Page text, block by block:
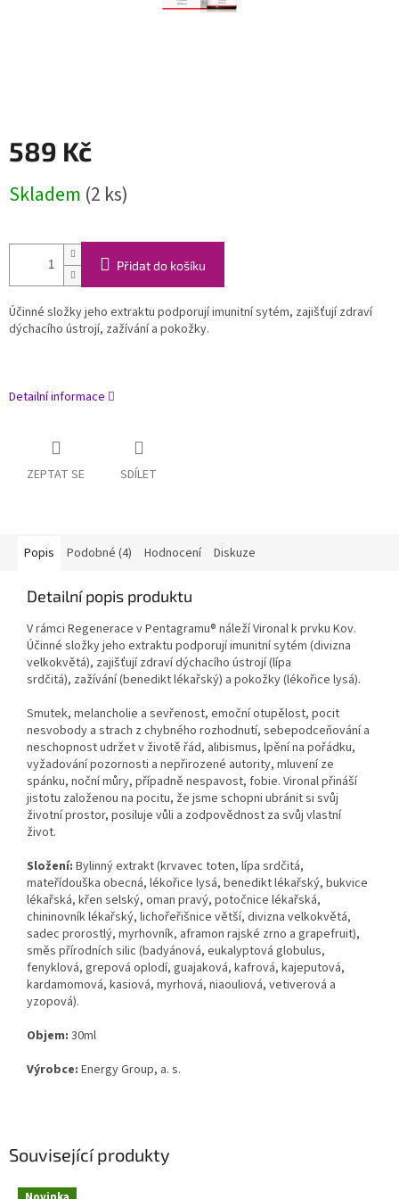
589 Kč
cena:
Skladem (2 ks)
Přidat do košíku
Účinné složky jeho extraktu podporujíimunitní sytém, zajišťují zdraví
dýchacího ústrojí, zažívánía pokožky.
Detailní informace
ZEPTAT SE SDÍLET
Související produkty
Popis Podobné (4) Hodnocení Diskuze
Detailní popis produktu
V rámci Regenerace v Pentagramu® náleží Vironal k prvku Kov.
Účinné složky jeho extraktu podporujíimunitní sytém (divizna
velkokvětá), zajišťují zdraví dýchacího ústrojí(lípa
srdčitá), zažívání(benedikt lékařský) a pokožky(lékořice lysá).
Smutek, melancholie a sevřenost, emoční otupělost, pocit
nesvobody a strach z chybného rozhodnutí, sebepodceňování a
neschopnost udržet v životě řád, alibismus, lpění na pořádku,
vyžadování pozornosti a nepřirozené autority, mluvení ze
spánku, noční můry, případně nespavost, fobie. Vironal přináší
jistotu založenou na pocitu, že jsme schopni ubránit si svůj
životní prostor, posiluje vůli a zodpovědnost za svůj vlastní
život.
Složení: Bylinný extrakt (krvavec toten, lípa srdčitá,
mateřídouška obecná, lékořice lysá, benedikt lékařský, bukvice
lékařská, křen selský, oman pravý, potočnice lékařská,
chininovník lékařský, lichořeřišnice větší, divizna velkokvětá,
sadec prorostlý, myrhovník, aframon rajské zrno a grapefruit),
směs přírodních silic (badyánová, eukalyptová globulus,
fenyklová, grepová oplodí, guajaková, kafrová, kajeputová,
kardamomová, kasiová, myrhová, niaouliová, vetiverová a
yzopová).
Objem: 30ml
Výrobce: Energy Group, a. s.